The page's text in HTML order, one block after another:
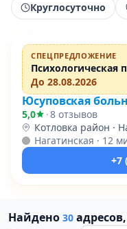
Круглосуточно
ПРОМО
Проверено
СПЕЦПРЕДЛОЖЕНИЕ
Психологическая
До 28.08.2026
Юсуповская
5,0 ·8 отзывов
Котловка район ·
Нагатинская · 12
+7
Найдено 30